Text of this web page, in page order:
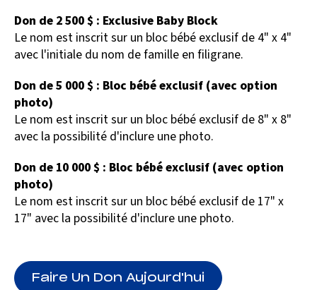
Don de 2 500 $ : Exclusive Baby Block
Le nom est inscrit sur un bloc bébé exclusif de 4" x 4"
avec l'initiale du nom de famille en filigrane.
Don de 5 000 $ : Bloc bébé exclusif (avec option
photo)
Le nom est inscrit sur un bloc bébé exclusif de 8" x 8"
avec la possibilité d'inclure une photo.
Don de 10 000 $ : Bloc bébé exclusif (avec option
photo)
Le nom est inscrit sur un bloc bébé exclusif de 17" x
17" avec la possibilité d'inclure une photo.
Faire Un Don Aujourd'hui